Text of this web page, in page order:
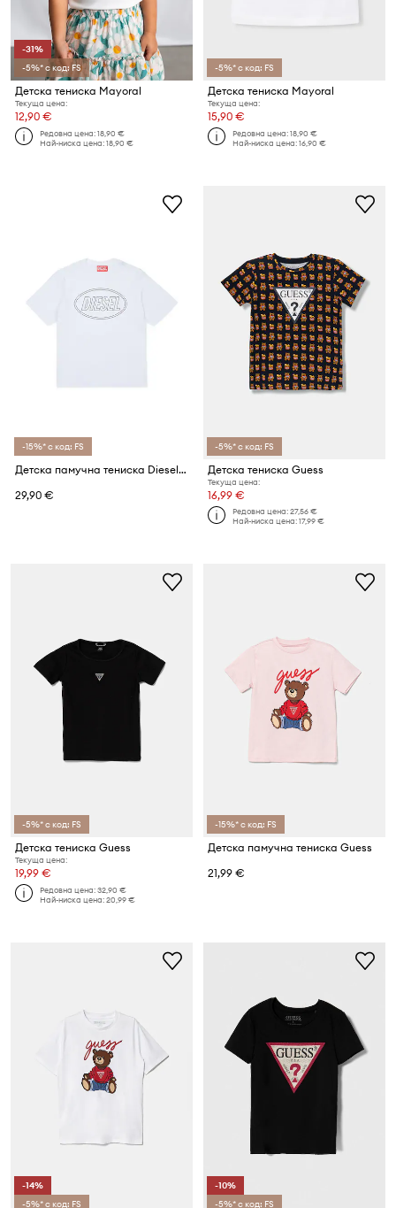
-31%
-5%* с код: FS
Детска тениска Mayoral
Текуща цена:
12,90 €
Редовна цена:18,90 €
Най-ниска цена:18,90 €
-5%* с код: FS
Детска тениска Mayoral
Текуща цена:
15,90 €
Редовна цена:18,90 €
Най-ниска цена:16,90 €
-15%* с код: FS
Детска памучна тениска Diesel TCIRCLE OVER T-SHIRT
29,90 €
-5%* с код: FS
Детска тениска Guess
Текуща цена:
16,99 €
Редовна цена:27,56 €
Най-ниска цена:17,99 €
-5%* с код: FS
Детска тениска Guess
Текуща цена:
19,99 €
Редовна цена:32,90 €
Най-ниска цена:20,99 €
-15%* с код: FS
Детска памучна тениска Guess
21,99 €
-14%
-5%* с код: FS
-10%
-5%* с код: FS